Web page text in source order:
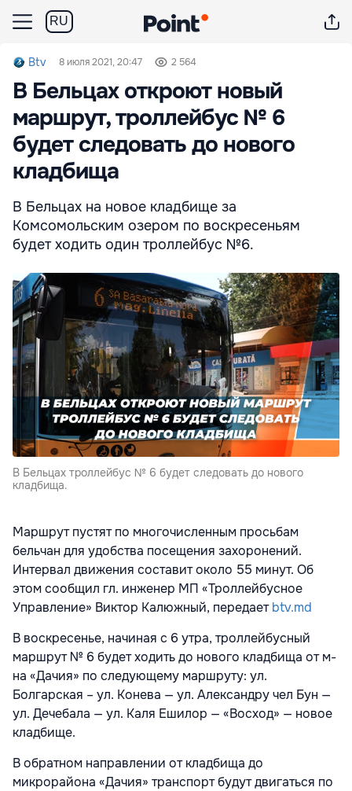
RU
Btv 8 июля 2021, 20:47 2 564
В Бельцах откроют новый
маршрут, троллейбус № 6
будет следовать до нового
кладбища
В Бельцах на новое кладбище за
Комсомольским озером по воскресеньям
будет ходить один троллейбус №6.
В Бельцах троллейбус № 6 будет следовать до нового
кладбища.
Маршрут пустят по многочисленным просьбам
бельчан для удобства посещения захоронений.
Интервал движения составит около 55 минут. Об
этом сообщил гл. инженер МП «Троллейбусное
Управление» Виктор Калюжный, передаетbtv.md
В воскресенье, начиная с 6 утра, троллейбусный
маршрут № 6 будет ходить до нового кладбища от м-
на «Дачия» по следующему маршруту: ул.
Болгарская – ул. Конева — ул. Александру чел Бун —
ул. Дечебала — ул. Каля Ешилор — «Восход» — новое
кладбище.
В обратном направлении от кладбища до
микрорайона «Дачия» транспорт будут двигаться по